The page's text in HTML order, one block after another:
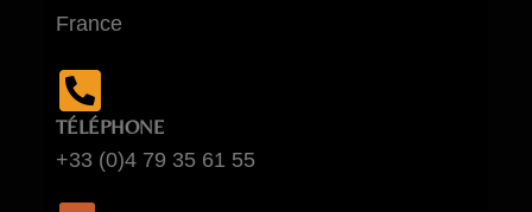
France
TÉLÉPHONE
+33 (0)4 79 35 61 55